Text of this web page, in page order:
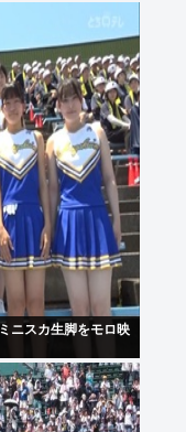
ニスカ生脚をモロ映